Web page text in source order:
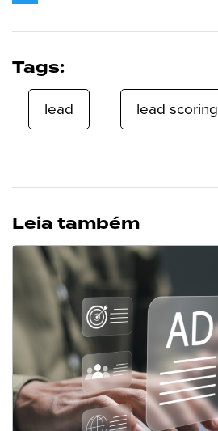
Tags:
lead
lead scoring
Leia também